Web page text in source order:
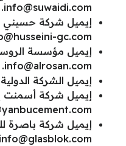
info@suwaidi.com
.
إيميل شركة حسيني
gc.com
إيميل مؤسسة
info@alrosan.com
.
إيميل الشركة الدولية
إيميل شركة أسمنت
إيميل شركة باصرة
info@glasblok.com